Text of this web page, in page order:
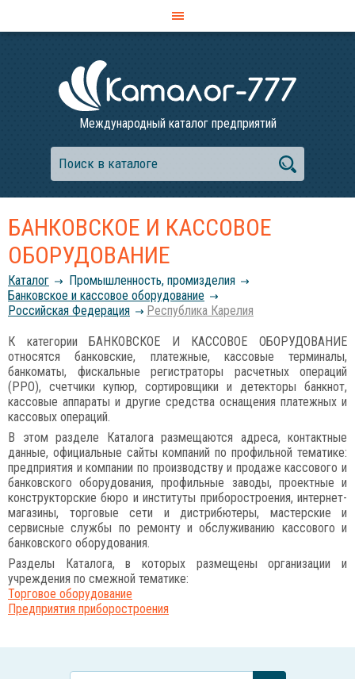
Международный каталог предприятий
БАНКОВСКОЕ И КАССОВОЕ
ОБОРУДОВАНИЕ
Каталог
Промышленность, промизделия
Банковское и кассовое оборудование
Российcкая Федерация
Республика Карелия
К категории БАНКОВСКОЕ И КАССОВОЕ ОБОРУДОВАНИЕ
относятся банковские, платежные, кассовые терминалы,
банкоматы, фискальные регистраторы расчетных операций
(РРО), счетчики купюр, сортировщики и детекторы банкнот,
кассовые аппараты и другие средства оснащения платежных и
кассовых операций.
В этом разделе Каталога размещаются адреса, контактные
данные, официальные сайты компаний по профильной тематике:
предприятия и компании по производству и продаже кассового и
банковского оборудования, профильные заводы, проектные и
конструкторские бюро и институты приборостроения, интернет-
магазины, торговые сети и дистрибютеры, мастерские и
сервисные службы по ремонту и обслуживанию кассового и
банковского оборудования.
Разделы Каталога, в которых размещены организации и
учреждения по смежной тематике:
Торговое оборудование
Предприятия приборостроения